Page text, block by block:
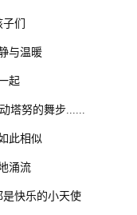
们
与温暖
起
塔努的舞步......
此相似
涌流
快乐的小天使